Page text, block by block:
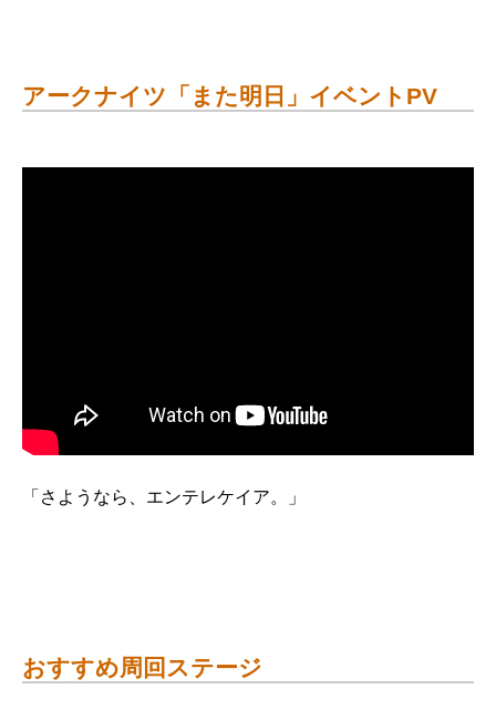
アークナイツ「また明日」イベントPV
「さようなら、エンテレケイア。」
おすすめ周回ステージ